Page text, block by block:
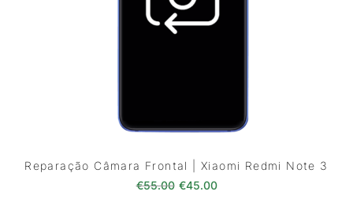
Reparação Câmara Frontal | Xiaomi Redmi Note 3
€55.00 O preço original era: €55.00.
€45.00O preço atual é: